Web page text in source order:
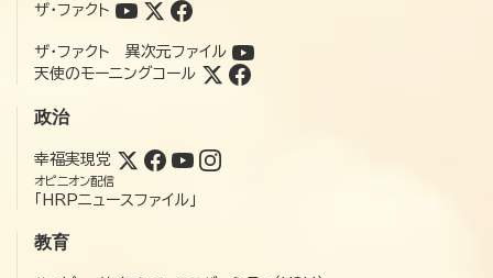
ザ・ファクト
ザ・ファクト 異次元ファイル
天使のモーニングコール
政治
幸福実現党
オピニオン配信
「HRPニュースファイル」
教育